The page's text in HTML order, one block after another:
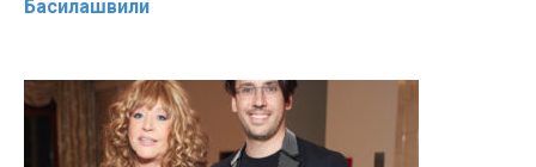
Басилaшвили